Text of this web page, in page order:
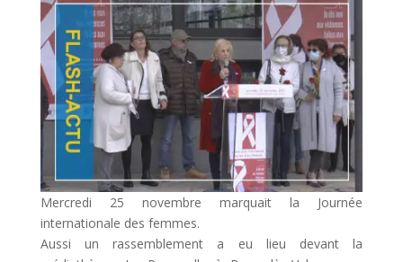
Mercredi 25 novembre marquait la Journée
internationale des femmes.
Aussi un rassemblement a eu lieu devant la